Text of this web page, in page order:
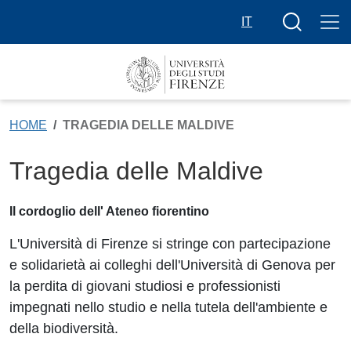
IT
Search
HOME TRAGEDIA DELLE MALDIVE
Tragedia delle Maldive
Il cordoglio dell' Ateneo fiorentino
L'Università di Firenze si stringe con partecipazione
e solidarietà ai colleghi dell'Università di Genova per
la perdita di giovani studiosi e professionisti
impegnati nello studio e nella tutela dell'ambiente e
della biodiversità.